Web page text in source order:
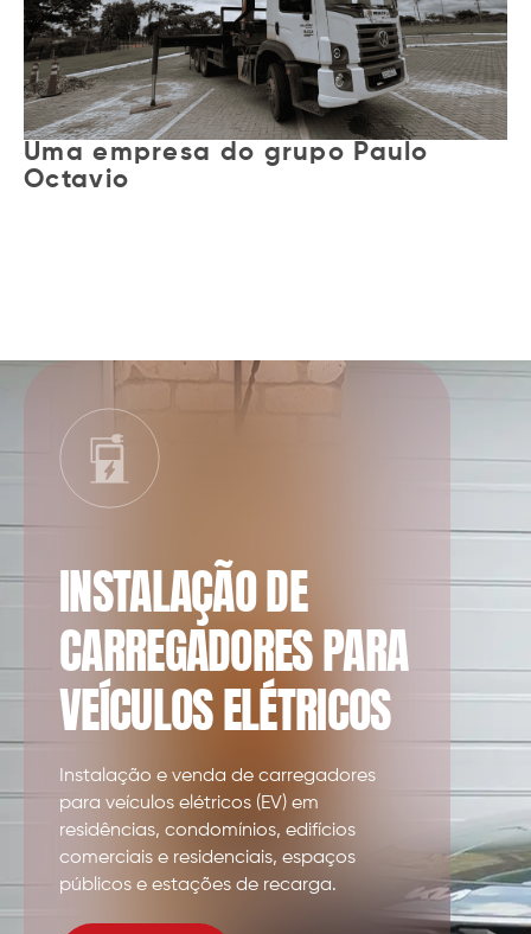
Uma empresa do grupo Paulo
Octavio
INSTALAÇÃO DE
CARREGADORES PARA
VEÍCULOS ELÉTRICOS
Instalação e venda de carregadores
para veículos elétricos (EV) em
residências, condomínios, edifícios
comerciais e residenciais, espaços
públicos e estações de recarga.